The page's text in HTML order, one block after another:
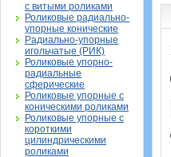
с витыми роликами
Роликовые радиально-
упорные конические
Радиально-упорные
игольчатые (РИК)
Роликовые упорно-
радиальные
сферические
Роликовые упорные с
коническими роликами
Роликовые упорные с
короткими
цилиндрическими
роликами